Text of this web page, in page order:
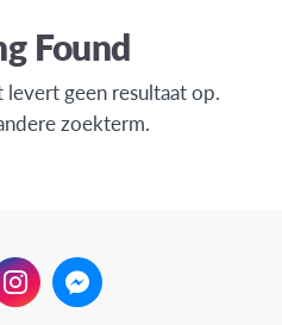
Found
geen resultaat op.
zoekterm.
InstagramMessenger